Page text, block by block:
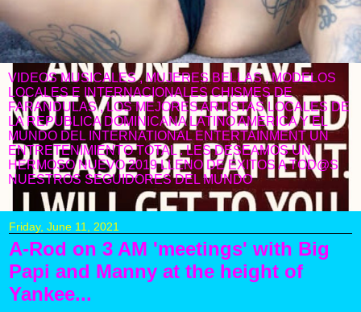
VIDEOS MUSICALES , MUJERES BELLAS , MODELOS
LOCALES E INTERNACIONALES CHISMES DE
FARANDULAS , LOS MEJORES ARTISTAS LOCALES DE
LA REPUBLICA DOMINICANA LATINO AMERICA Y EL
MUNDO DEL INTERNATIONAL ENTERTAINMENT UN
ENTRETENIMIENTO TOTAL . LES DESEAMOS UN
HERMOSO NUEVO 2019 LLENO DE EXITOS A TOD@S
NUESTROS SEGUIDORES DEL MUNDO
Friday, June 11, 2021
A-Rod on 3 AM 'meetings' with Big
Papi and Manny at the height of
Yankee...